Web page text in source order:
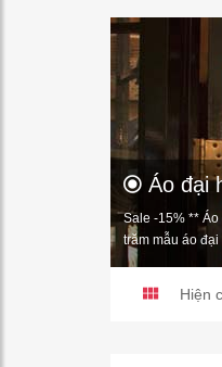
Áo đại
Sale -15% ** Áo
trăm mẫu áo
Hiện